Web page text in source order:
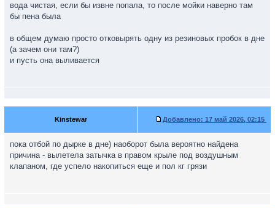
вода чистая, если бы извне попала, то после мойки наверно там
бы пена была
в общем думаю просто отковырять одну из резиновых пробок в дне
(а зачем они там?)
и пусть она выливается
Kinstewar Добавлено: 17 май 2026, 02:15
пока отбой по дырке в дне) наоборот была вероятно найдена
причина - вылетела затычка в правом крыле под воздушным
клапаном, где успело накопиться еще и пол кг грязи